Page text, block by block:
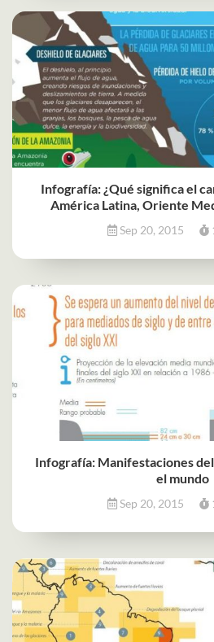
Infografía: ¿Qué significa el
América Latina, Oriente
Sep 20, 2015
Infografía: Manifestaciones
el mundo
Sep 20, 2015